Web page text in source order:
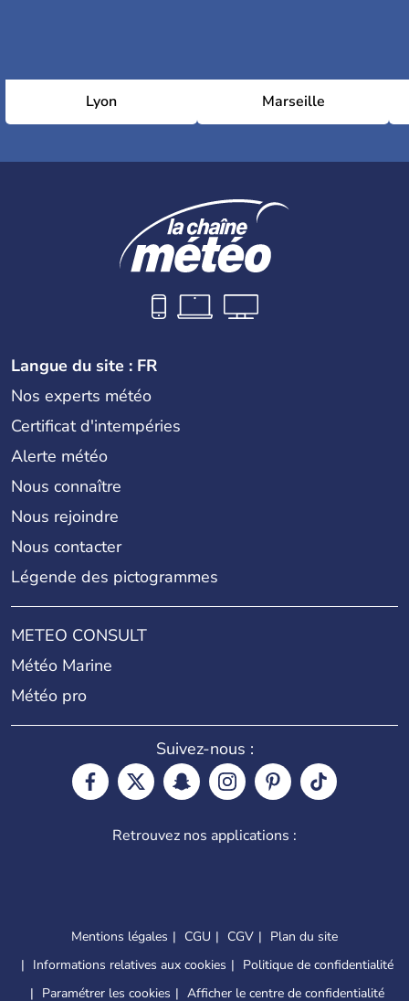
Lyon Marseille
Langue du site : FR
Nos experts météo
Certificat d'intempéries
Alerte météo
Nous connaître
Nous rejoindre
Nous contacter
Légende des pictogrammes
METEO CONSULT
Météo Marine
Météo pro
Suivez-nous :
Retrouvez nos applications :
Mentions légales CGU CGV
Plan du site
Informations relatives aux cookies
Politique de confidentialité
Paramétrer les cookies
Afficher le centre de confidentialité